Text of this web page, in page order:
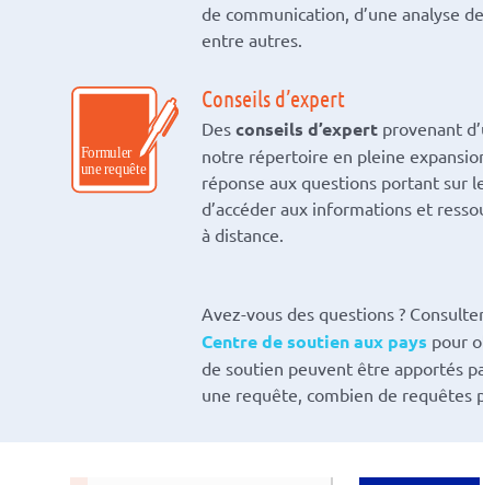
de communication, d’une analyse
entre autres.
Conseils d’expert
Des conseils d’expert provenant
notre répertoire en pleine
réponse aux questions portant sur
d’accéder aux informations et
à distance.
Avez-vous des questions ?
Centre de soutien aux pays pour
de soutien peuvent être apportés
une requête, combien de requêtes